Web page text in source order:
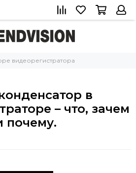
видеорегистратора
в
– что, зачем
почему.